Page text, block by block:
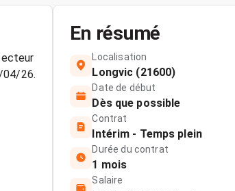
04/26.
En résumé
Localisation
Longvic (21600)
Date de début
Dès que possible
Contrat
Intérim - Temps plein
Durée du contrat
1 mois
Salaire